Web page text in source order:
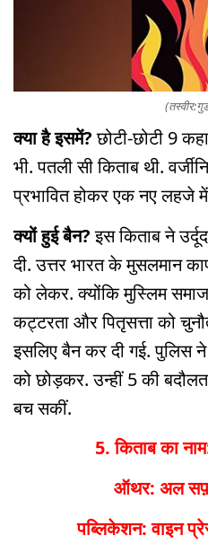
क्या है इसमें?छोटी-छोटी 9
भी. पतली सी किताब थी.
प्रभावित होकर एक नए लहजे
क्यों हुई बैन?इस किताब ने
दी. उत्तर भारत के मुसलमान
को लेकर. क्योंकि मुस्लिम
कट्टरता और पितृसत्ता को
इसलिए बैन कर दी गई. पुलिस ने
को छोड़कर. उन्हीं 5 की
बच सकीं.
5. किताब का
ऑथर: अल
पब्लिकेशन: वाइन